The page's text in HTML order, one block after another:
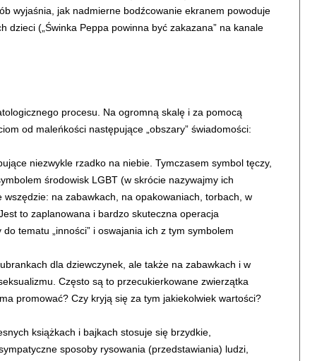
wyjaśnia, jak nadmierne bodźcowanie ekranem powoduje
dzieci („Świnka Peppa powinna być zakazana” na kanale
procesu. Na ogromną skalę i za pomocą
od maleńkości następujące „obszary” świadomości:
niezwykle rzadko na niebie. Tymczasem symbol tęczy,
środowisk LGBT (w skrócie nazywajmy ich
wszędzie: na zabawkach, na opakowaniach, torbach, w
to zaplanowana i bardzo skuteczna operacja
tematu „inności” i oswajania ich z tym symbolem
dla dziewczynek, ale także na zabawkach i w
Często są to przecukierkowane zwierzątka
promować? Czy kryją się za tym jakiekolwiek wartości?
książkach i bajkach stosuje się brzydkie,
sposoby rysowania (przedstawiania) ludzi,